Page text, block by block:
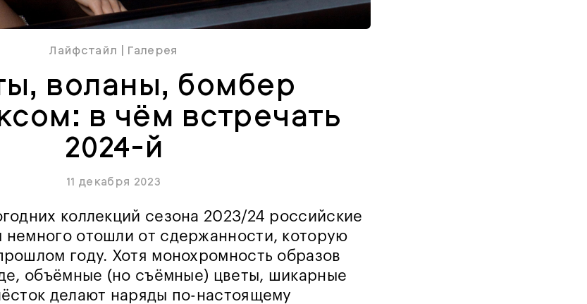
Лайфстайл | Галерея
воланы, бомбер
в чём встречать
2024-й
11 декабря 2023
коллекций сезона 2023/24 российские
немного отошли от сдержанности, которую
году. Хотя монохромность образов
объёмные (но съёмные) цветы, шикарные
делают наряды по-настоящему